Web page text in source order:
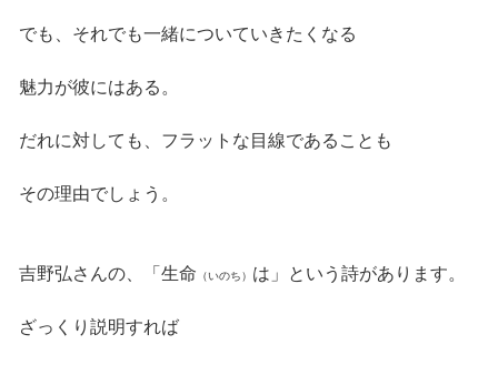
でも、それでも一緒についていきたくなる
魅力が彼にはある。
だれに対しても、フラットな目線であることも
その理由でしょう。
吉野弘さんの、「生命 （いのち） は」という詩があります。
ざっくり説明すれば